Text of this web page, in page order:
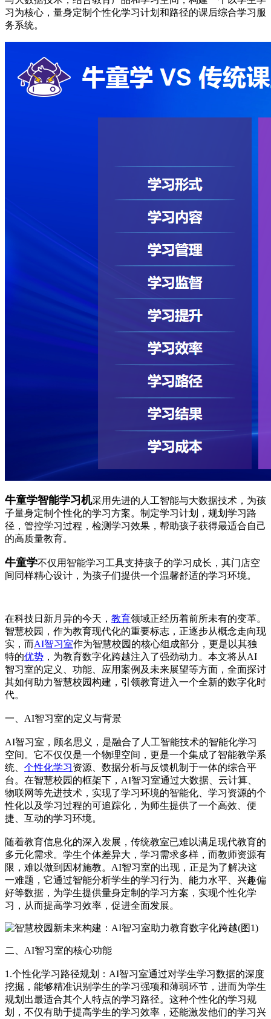
习为核心，量身定制个性化学习计划和路径的课后综合学习服
务系统。
牛童学智能学习机采用先进的人工智能与大数据技术，为孩
子量身定制个性化的学习方案。制定学习计划，规划学习路
径，管控学习过程，检测学习效果，帮助孩子获得最适合自己
的高质量教育。
牛童学不仅用智能学习工具支持孩子的学习成长，其门店空
间同样精心设计，为孩子们提供一个温馨舒适的学习环境。
在科技日新月异的今天， 教育领域正经历着前所未有的变革。
智慧校园，作为教育现代化的重要标志，正逐步从概念走向现
实，而AI智习室作为智慧校园的核心组成部分，更是以其独
特的优势 ，为教育数字化跨越注入了强劲动力。本文将从AI
智习室的定义、功能、应用案例及未来展望等方面，全面探讨
其如何助力智慧校园构建，引领教育进入一个全新的数字化时
代。
一、AI智习室的定义与背景
AI智习室，顾名思义，是融合了人工智能技术的智能化学习
空间。它不仅仅是一个物理空间，更是一个集成了智能教学系
统、 个性化学习资源、数据分析与反馈机制于一体的综合平
台。在智慧校园的框架下，AI智习室通过大数据、云计算、
物联网等先进技术，实现了学习环境的智能化、学习资源的个
性化以及学习过程的可追踪化，为师生提供了一个高效、便
捷、互动的学习环境。
随着教育信息化的深入发展，传统教室已难以满足现代教育的
多元化需求。学生个体差异大，学习需求多样，而教师资源有
限，难以做到因材施教。AI智习室的出现，正是为了解决这
一难题，它通过智能分析学生的学习行为、能力水平、兴趣偏
好等数据，为学生提供量身定制的学习方案，实现个性化学
习，从而提高学习效率，促进全面发展。
二、AI智习室的核心功能
1.个性化学习路径规划：AI智习室通过对学生学习数据的深度
挖掘，能够精准识别学生的学习强项和薄弱环节，进而为学生
规划出最适合其个人特点的学习路径。这种个性化的学习规
划，不仅有助于提高学生的学习效率，还能激发他们的学习兴